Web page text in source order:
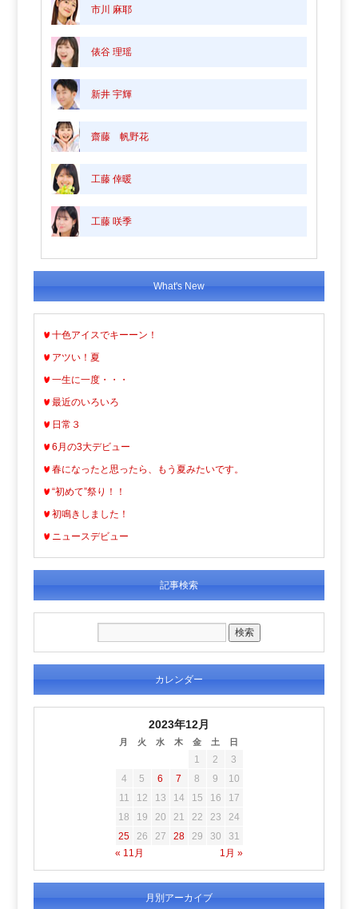
市川 麻耶
俵谷 理瑶
新井 宇輝
齋藤 帆野花
工藤 倖暖
工藤 咲季
What's New
十色アイスでキーーン！
アツい！夏
一生に一度・・・
最近のいろいろ
日常３
6月の3大デビュー
春になったと思ったら、もう夏みたいです。
“初めて”祭り！！
初鳴きしました！
ニュースデビュー
記事検索
カレンダー
2023年12月
月 火 水 木 金 土 日
« 11月 1月 »
1 2
3
4
5 6 7 8 9
10
11
12 13 14 15 16
17
18
19 20 21 22 23
24
25
26 27 28 29 30 31
月別アーカイブ